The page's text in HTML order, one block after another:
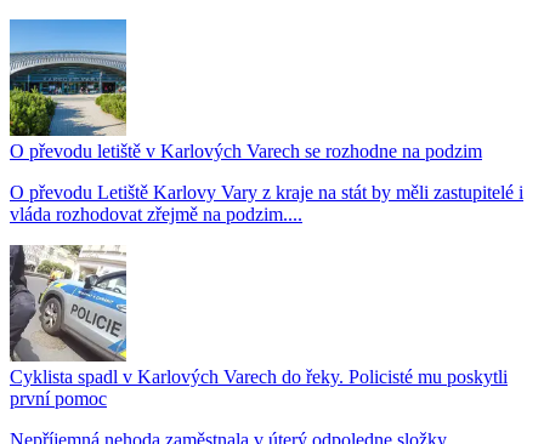
O převodu letiště v Karlových Varech se rozhodne na podzim
O převodu Letiště Karlovy Vary z kraje na stát by měli zastupitelé i
vláda rozhodovat zřejmě na podzim....
Cyklista spadl v Karlových Varech do řeky. Policisté mu poskytli
první pomoc
Nepříjemná nehoda zaměstnala v úterý odpoledne složky